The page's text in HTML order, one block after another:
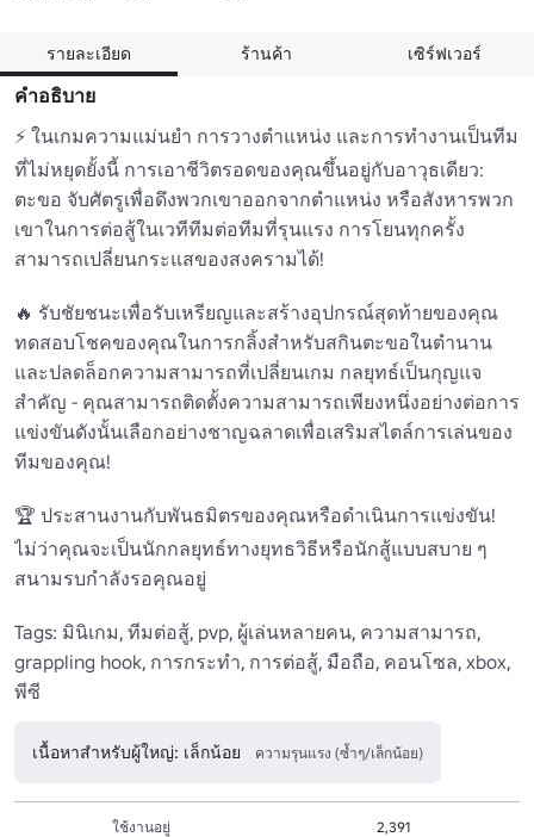
รายละเอียด ร้านค้า เซิร์ฟเวอร์
คำอธิบาย
⚡ ในเกมความแม่นยํา การวางตําแหน่ง และการทํางานเป็นทีม
ที่ไม่หยุดยั้งนี้ การเอาชีวิตรอดของคุณขึ้นอยู่กับอาวุธเดียว:
ตะขอ จับศัตรูเพื่อดึงพวกเขาออกจากตําแหน่ง หรือสังหารพวก
เขาในการต่อสู้ในเวทีทีมต่อทีมที่รุนแรง การโยนทุกครั้ง
สามารถเปลี่ยนกระแสของสงครามได้!
🔥 รับชัยชนะเพื่อรับเหรียญและสร้างอุปกรณ์สุดท้ายของคุณ
ทดสอบโชคของคุณในการกลิ้งสําหรับสกินตะขอในตํานาน
และปลดล็อกความสามารถที่เปลี่ยนเกม กลยุทธ์เป็นกุญแจ
สําคัญ - คุณสามารถติดตั้งความสามารถเพียงหนึ่งอย่างต่อการ
แข่งขันดังนั้นเลือกอย่างชาญฉลาดเพื่อเสริมสไตล์การเล่นของ
ทีมของคุณ!
🏆 ประสานงานกับพันธมิตรของคุณหรือดําเนินการแข่งขัน!
ไม่ว่าคุณจะเป็นนักกลยุทธ์ทางยุทธวิธีหรือนักสู้แบบสบาย ๆ
สนามรบกําลังรอคุณอยู่
Tags: มินิเกม, ทีมต่อสู้, pvp, ผู้เล่นหลายคน, ความสามารถ,
grappling hook, การกระทํา, การต่อสู้, มือถือ, คอนโซล, xbox,
พีซี
เนื้อหาสำหรับผู้ใหญ่: เล็กน้อย ความรุนแรง (ซ้ำๆ/เล็กน้อย)
ใช้งานอยู่
2,391